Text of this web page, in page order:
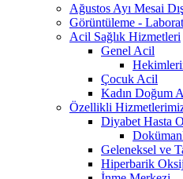
Ağustos Ayı Mesai
Görüntüleme -
Acil Sağlık Hizmetleri
Genel Acil
Çocuk Acil
Kadın Doğum
Özellikli
Diyabet Hasta
Geleneksel ve
Hiperbarik